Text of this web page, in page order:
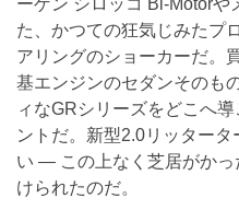
ーゲン シロッコ Bi-Motorや
た、かつての狂気じみたプ
アリングのショーカーだ。
基エンジンのセダンそのも
ィなGRシリーズをどこへ
ントだ。新型2.0リッター
い — この上なく芝居がか
けられたのだ。